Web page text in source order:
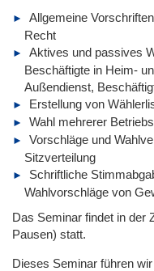
Allgemeine
Recht
Aktives und passives
Beschäftigte in Heim-
Außendienst,
Erstellung von
Wahl mehrerer
Vorschläge und
Sitzverteilung
Schriftliche
Wahlvorschläge von
Das Seminar findet in der
Pausen) statt.
Dieses Seminar führen wir